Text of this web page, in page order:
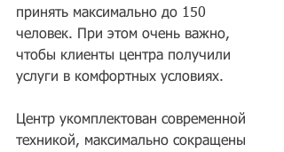
принять максимально до 150
человек. При этом очень важно,
чтобы клиенты центра получили
услуги в комфортных условиях.
Центр укомплектован современной
техникой, максимально сокращены